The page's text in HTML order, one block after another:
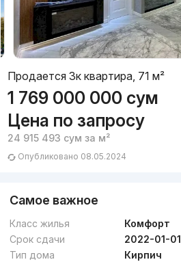
Продается 3к квартира, 71 м²
1 769 000 000 сум
Цена по запросу
24 915 493 сум за м²
Опубликовано 08.05.2024
Самое важное
Класс жилья
Комфорт
Срок сдачи
2022-01-01
Тип дома
Кирпич